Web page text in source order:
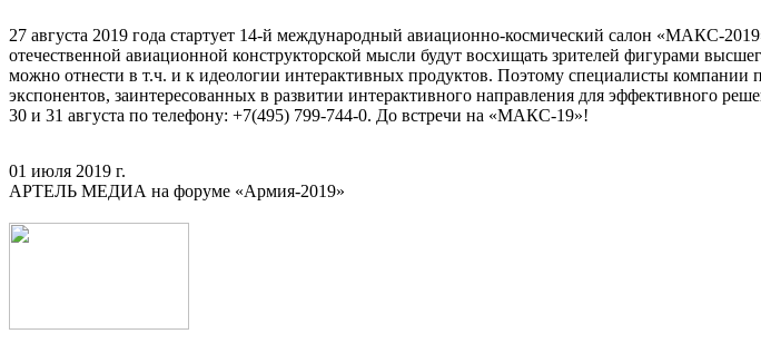
27 августа 2019 года стартует 14-й международный авиационно-космический салон «МАКС-
отечественной авиационной конструкторской мысли будут восхищать зрителей фигурами
можно отнести в т.ч. и к идеологии интерактивных продуктов. Поэтому специалисты
экспонентов, заинтересованных в развитии интерактивного направления для эффективного
30 и 31 августа по телефону: +7(495) 799-744-0. До встречи на «МАКС-19»!
01 июля 2019 г.
АРТЕЛЬ МЕДИА на форуме «Армия-2019»